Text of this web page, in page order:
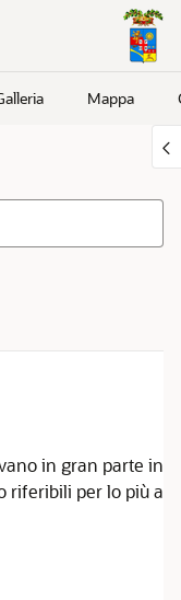
Mappa
in gran parte
riferibili per lo più al